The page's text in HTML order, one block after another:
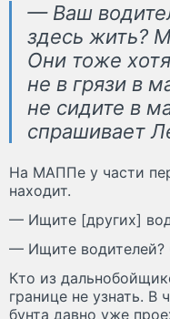
— Ваш
здесь жить?
Они тоже
не в грязи в
не сидите в
спрашивает
На МАППе у части
находит.
— Ищите [других]
— Ищите водителей?
Кто из
границе не узнать. В
бунта давно уже